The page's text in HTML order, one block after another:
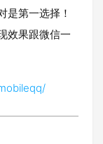
是第一选择！
效果跟微信一